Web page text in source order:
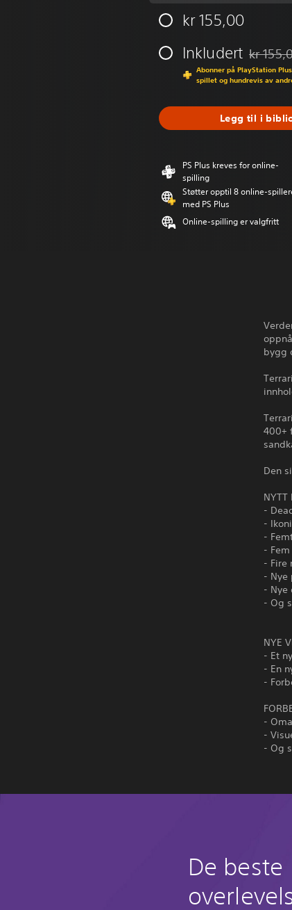
kr 155,00
Inkludert Nedsatt
kr
Abonner på PlayStation
spillet og hundrevis av
Legg til i
PS Plus kreves for online-
spilling
Støtter opptil 8 online-
med PS Plus
Online-spilling er valgfritt
bygg
400+
Den
NYTT
-
-
-
-
- Fire
- Nye
- Nye
- Og
NYE
- Et
- En
-
-
-
- Og
De beste